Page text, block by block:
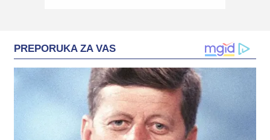
PREPORUKA ZA VAS